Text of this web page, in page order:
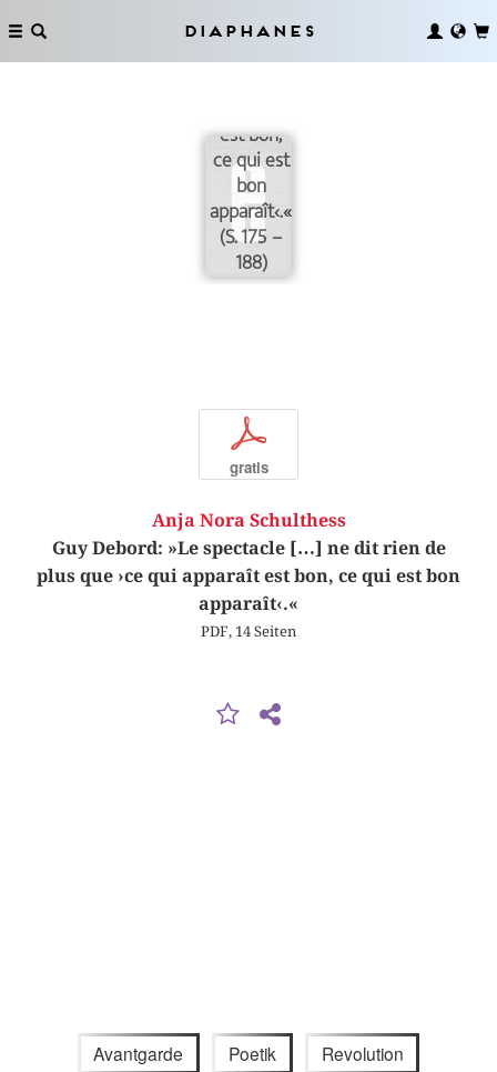
Diaphanes
rien de
plus que
est bon,
ce qui est
bon
apparaît‹.«
(S. 175 –
188)
p
gratis
Anja Nora Schulthess
Guy Debord: »Le spectacle […] ne dit rien de
plus que ›ce qui apparaît est bon, ce qui est bon
apparaît‹.«
PDF, 14 Seiten
Avantgarde Poetik Revolution